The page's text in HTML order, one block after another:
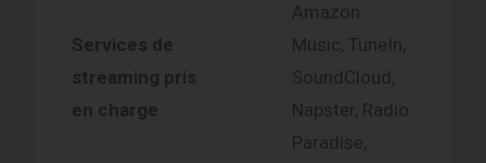
Services de
streaming pris
en charge
Amazon
Music, TuneIn,
SoundCloud,
Napster, Radio
Paradise,